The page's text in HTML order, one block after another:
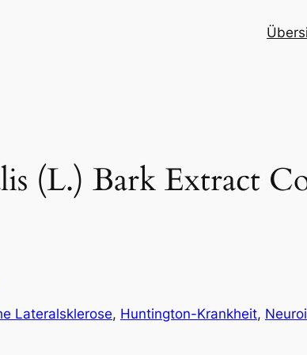
(L.) Bark Extract
Lateralsklerose, Huntington-Krankheit,